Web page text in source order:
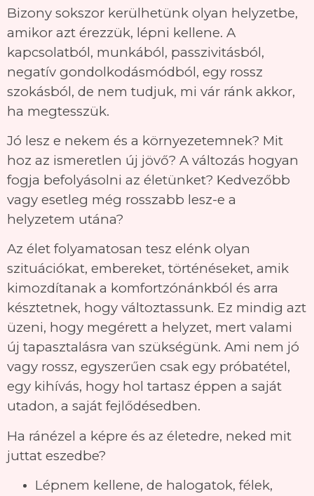
Bizony sokszor kerülhetünk olyan helyzetbe,
amikor azt érezzük, lépni kellene. A
kapcsolatból, munkából, passzivitásból,
negatív gondolkodásmódból, egy rossz
szokásból, de nem tudjuk, mi vár ránk akkor,
ha megtesszük.
Jó lesz e nekem és a környezetemnek? Mit
hoz az ismeretlen új jövő? A változás hogyan
fogja befolyásolni az életünket? Kedvezőbb
vagy esetleg még rosszabb lesz-e a
helyzetem utána?
Az élet folyamatosan tesz elénk olyan
szituációkat, embereket, történéseket, amik
kimozdítanak a komfortzónánkból és arra
késztetnek, hogy változtassunk. Ez mindig azt
üzeni, hogy megérett a helyzet, mert valami
új tapasztalásra van szükségünk. Ami nem jó
vagy rossz, egyszerűen csak egy próbatétel,
egy kihívás, hogy hol tartasz éppen a saját
utadon, a saját fejlődésedben.
Ha ránézel a képre és az életedre, neked mit
juttat eszedbe?
Lépnem kellene, de halogatok, félek,